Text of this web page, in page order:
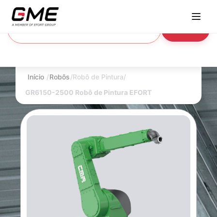
Da consultoria de pré-projeto à fabricação de precisão —
com homologação, treinamento e suporte pós-entrega.
FRENTES DE SERVIÇO
Consultoria Especializada
Co-design de pré-projeto com simulação,
prototipação e viabilidade.
Projetos Técnicos Executivos
Início /Robôs/Robô de Pintura/
GR6150-2500 Robô de Pintura EFORT